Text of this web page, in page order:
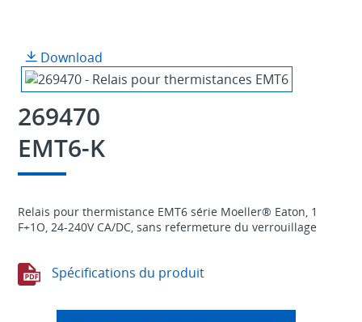
Download
269470
EMT6-K
Relais pour thermistance EMT6 série Moeller® Eaton, 1
F+1O, 24-240V CA/DC, sans refermeture du verrouillage
Spécifications du produit